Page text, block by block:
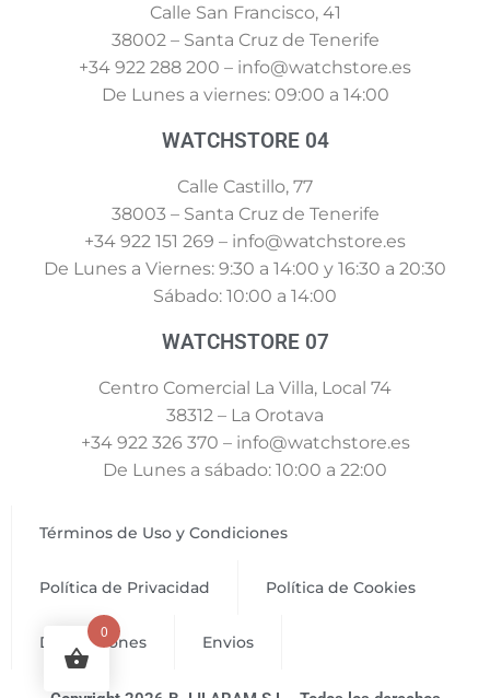
Calle San Francisco, 41
38002 – Santa Cruz de Tenerife
+34 922 288 200 – info@watchstore.es
De Lunes a viernes: 09:00 a 14:00
WATCHSTORE 04
Calle Castillo, 77
38003 – Santa Cruz de Tenerife
+34 922 151 269 – info@watchstore.es
De Lunes a Viernes: 9:30 a 14:00 y 16:30 a 20:30
Sábado: 10:00 a 14:00
WATCHSTORE 07
Centro Comercial La Villa, Local 74
38312 – La Orotava
+34 922 326 370 – info@watchstore.es
De Lunes a sábado: 10:00 a 22:00
Términos de Uso y Condiciones
Política de Privacidad Política de Cookies
Devoluciones Envios
0